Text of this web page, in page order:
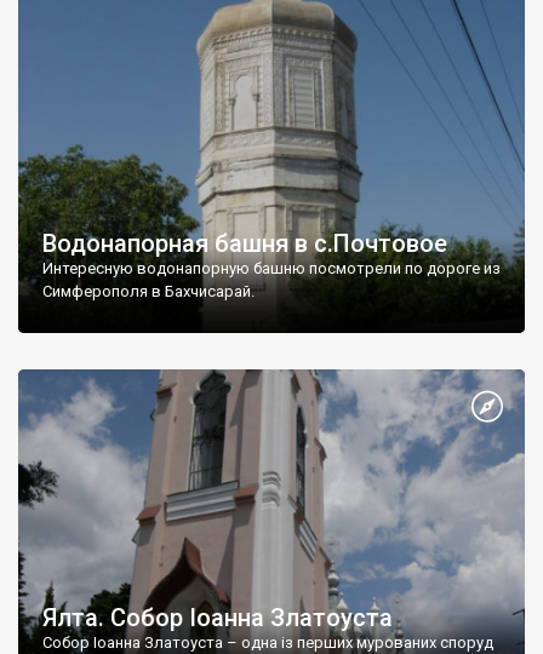
Водонапорная башня в с.Почтовое
Интересную водонапорную башню посмотрели по дороге из
Симферополя в Бахчисарай.
Ялта. Собор Іоанна Златоуста
Собор Іоанна Златоуста – одна із перших мурованих споруд